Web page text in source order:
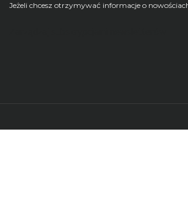
Jeżeli chcesz otrzymywać informacje o